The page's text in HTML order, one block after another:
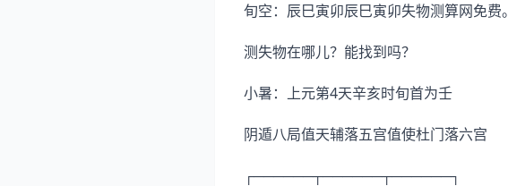
旬空：辰巳寅卯辰巳寅卯失物测算网免费。
测失物在哪儿？能找到吗？
小暑：上元第4天辛亥时旬首为壬
阴遁八局值天辅落五宫值使杜门落六宫
┌──────┬──────┬──────┐